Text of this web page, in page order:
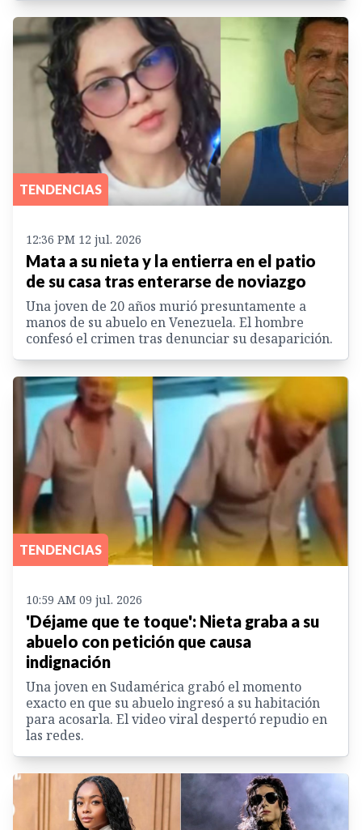
TENDENCIAS
12:36 PM 12 jul. 2026
Mata a su nieta y la entierra en el patio
de su casa tras enterarse de noviazgo
Una joven de 20 años murió presuntamente a
manos de su abuelo en Venezuela. El hombre
confesó el crimen tras denunciar su desaparición.
TENDENCIAS
10:59 AM 09 jul. 2026
'Déjame que te toque': Nieta graba a su
abuelo con petición que causa
indignación
Una joven en Sudamérica grabó el momento
exacto en que su abuelo ingresó a su habitación
para acosarla. El video viral despertó repudio en
las redes.